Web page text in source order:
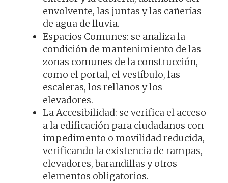
envolvente, las juntas y las cañerías
de agua de lluvia.
Espacios Comunes: se analiza la
condición de mantenimiento de las
zonas comunes de la construcción,
como el portal, el vestíbulo, las
escaleras, los rellanos y los
elevadores.
La Accesibilidad: se verifica el acceso
a la edificación para ciudadanos con
impedimento o movilidad reducida,
verificando la existencia de rampas,
elevadores, barandillas y otros
elementos obligatorios.